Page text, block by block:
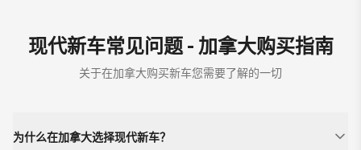
现代新车常见问题 - 加拿大购买指南
关于在加拿大购买新车您需要了解的一切
为什么在加拿大选择现代新车？